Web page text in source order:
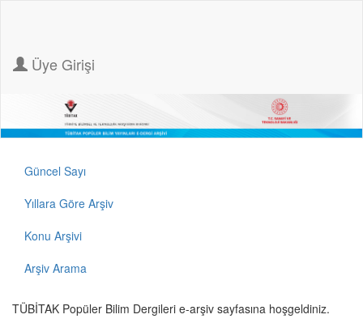
Üye Girişi
Güncel Sayı
Yıllara Göre Arşiv
Konu Arşivi
Arşiv Arama
TÜBİTAK Popüler Bilim Dergileri e-arşiv sayfasına hoşgeldiniz.